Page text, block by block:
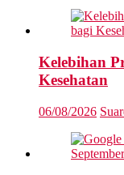
Kelebihan
Kesehatan
06/08/2026